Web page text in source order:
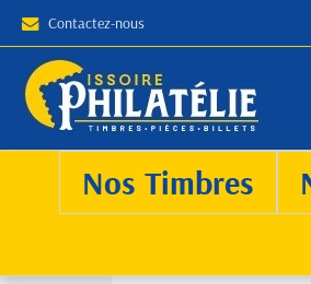
Contactez-nous
Nos Timbres